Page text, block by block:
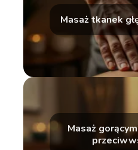
Masaż tkanek
Masaż